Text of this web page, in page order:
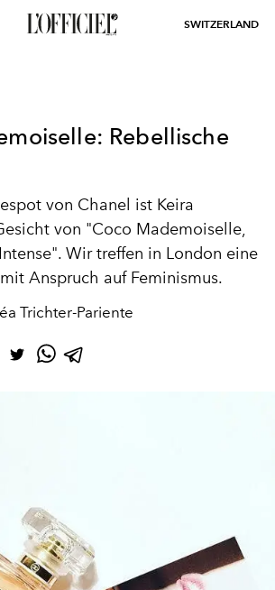
SWITZERLAND
Rebellische
von Chanel ist Keira
von "Coco Mademoiselle,
Wir treffen in London eine
Anspruch auf Feminismus.
Trichter-Pariente